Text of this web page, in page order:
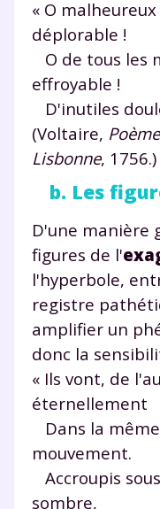
« O
déplorable !
O de tous les
effroyable !
D'inutiles
(Voltaire,
Lisbonne, 1756.)
b. Les
D'une manière
figures de l'
l'hyperbole,
registre
amplifier un
donc la
« Ils vont, de
éternellement
Dans la
mouvement.
Accroupis
sombre,